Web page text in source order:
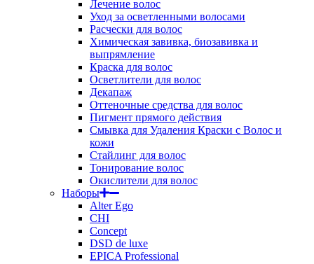
Лечение волос
Уход за осветленными волосами
Расчески для волос
Химическая завивка, биозавивка и
выпрямление
Краска для волос
Осветлители для волос
Декапаж
Оттеночные средства для волос
Пигмент прямого действия
Смывка для Удаления Краски с Волос и
кожи
Стайлинг для волос
Тонирование волос
Окислители для волос
Наборы
Alter Ego
CHI
Concept
DSD de luxe
EPICA Professional